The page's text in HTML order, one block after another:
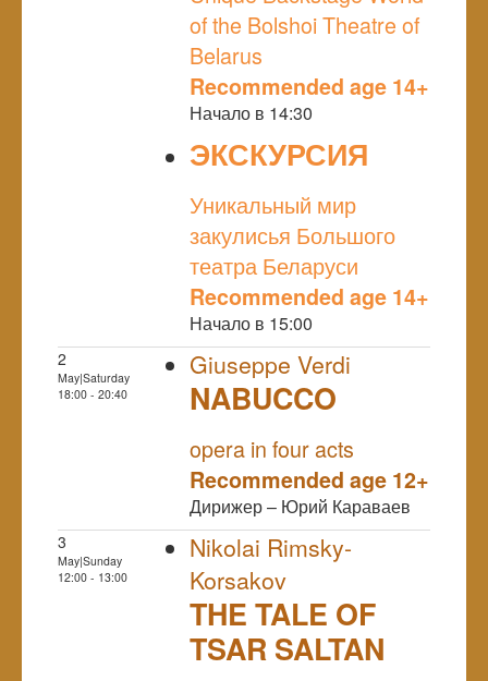
of the Bolshoi Theatre of
Belarus
Recommended age 14+
Начало в 14:30
ЭКСКУРСИЯ
Уникальный мир
закулисья Большого
театра Беларуси
Recommended age 14+
Начало в 15:00
2
May|Saturday
18:00 - 20:40
Giuseppe Verdi
NABUCCO
opera in four acts
Recommended age 12+
Дирижер – Юрий Караваев
3
May|Sunday
12:00 - 13:00
Nikolai Rimsky-
Korsakov
THE TALE OF
TSAR SALTAN